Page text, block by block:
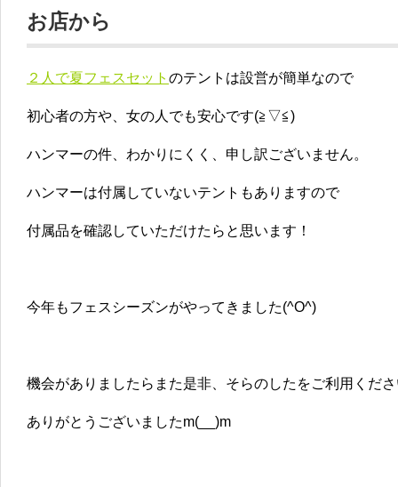
お店から
２人で夏フェスセット のテントは設営が簡単なので
初心者の方や、女の人でも安心です(≧▽≦)
ハンマーの件、わかりにくく、申し訳ございません。
ハンマーは付属していないテントもありますので
付属品を確認していただけたらと思います！
今年もフェスシーズンがやってきました(^O^)
機会がありましたらまた是非、そらのしたをご利用くだ
ありがとうございましたm(__)m